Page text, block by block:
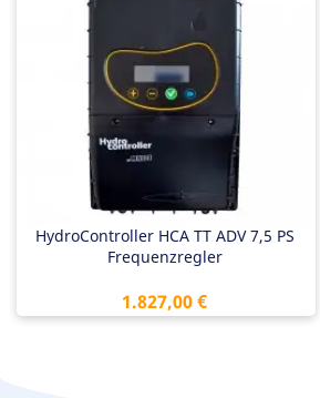
HydroController HCA TT ADV 7,5 PS
Frequenzregler
Preis
1.827,00 €